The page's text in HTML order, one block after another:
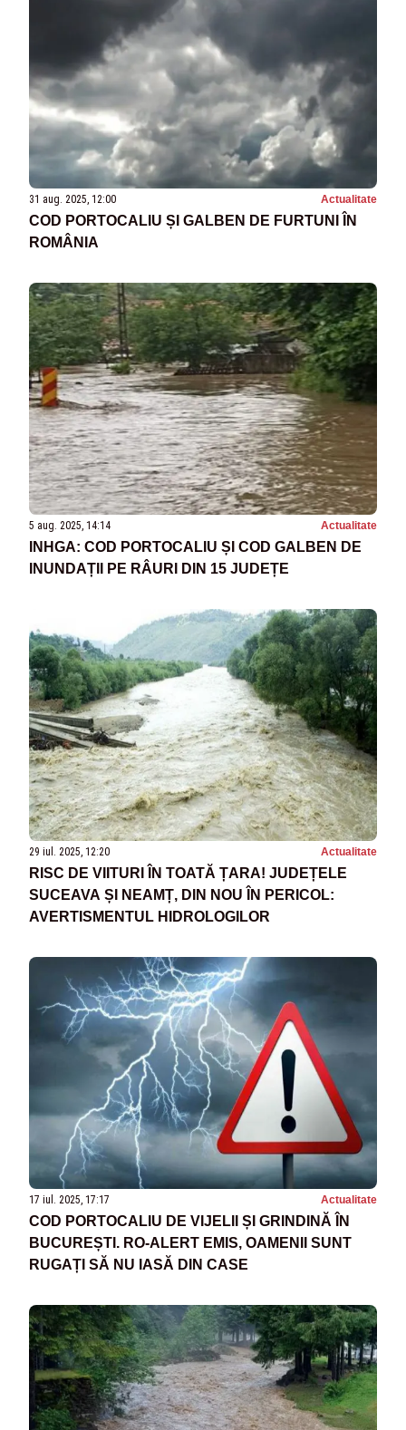
31 aug. 2025, 12:00 Actualitate
COD PORTOCALIU ȘI GALBEN DE FURTUNI ÎN
ROMÂNIA
5 aug. 2025, 14:14 Actualitate
INHGA: COD PORTOCALIU ȘI COD GALBEN DE
INUNDAȚII PE RÂURI DIN 15 JUDEȚE
29 iul. 2025, 12:20 Actualitate
RISC DE VIITURI ÎN TOATĂ ȚARA! JUDEȚELE
SUCEAVA ȘI NEAMȚ, DIN NOU ÎN PERICOL:
AVERTISMENTUL HIDROLOGILOR
17 iul. 2025, 17:17 Actualitate
COD PORTOCALIU DE VIJELII ȘI GRINDINĂ ÎN
BUCUREȘTI. RO-ALERT EMIS, OAMENII SUNT
RUGAȚI SĂ NU IASĂ DIN CASE